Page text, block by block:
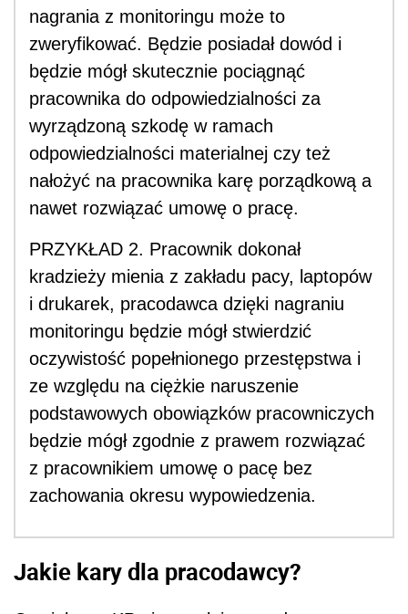
nagrania z monitoringu może to
zweryfikować. Będzie posiadał dowód i
będzie mógł skutecznie pociągnąć
pracownika do odpowiedzialności za
wyrządzoną szkodę w ramach
odpowiedzialności materialnej czy też
nałożyć na pracownika karę porządkową a
nawet rozwiązać umowę o pracę.
PRZYKŁAD 2. Pracownik dokonał
kradzieży mienia z zakładu pacy, laptopów
i drukarek, pracodawca dzięki nagraniu
monitoringu będzie mógł stwierdzić
oczywistość popełnionego przestępstwa i
ze względu na ciężkie naruszenie
podstawowych obowiązków pracowniczych
będzie mógł zgodnie z prawem rozwiązać
z pracownikiem umowę o pacę bez
zachowania okresu wypowiedzenia.
Jakie kary dla pracodawcy?